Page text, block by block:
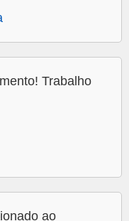
Trabalho
ao